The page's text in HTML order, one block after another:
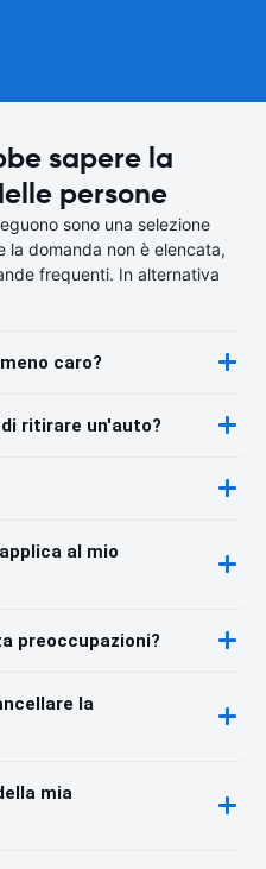
sapere la
persone
sono una selezione
la domanda non è elencata,
frequenti. In alternativa
caro?
ritirare un'auto?
al mio
preoccupazioni?
la
mia